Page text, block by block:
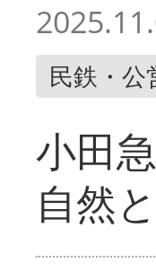
民鉄・公
小田
自然